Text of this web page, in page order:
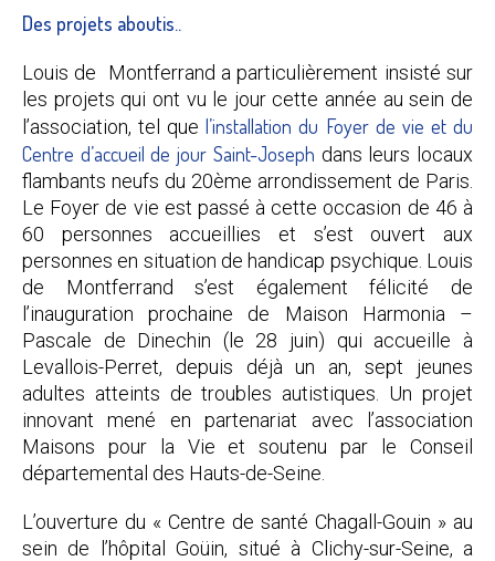
Des projets aboutis..
Louis de Montferrand a particulièrement insisté sur
les projets qui ont vu le jour cette année au sein de
l’association, tel quel’installation du Foyer de vie et du
Centre d’accueil de jour Saint-Joseph dans leurs locaux
flambants neufs du 20ème arrondissement de Paris.
Le Foyer de vie est passé à cette occasion de 46 à
60 personnes accueillies et s’est ouvert aux
personnes en situation de handicap psychique. Louis
de Montferrand s’est également félicité de
l’inauguration prochaine de Maison Harmonia –
Pascale de Dinechin (le 28 juin) qui accueille à
Levallois-Perret, depuis déjà un an, sept jeunes
adultes atteints de troubles autistiques. Un projet
innovant mené en partenariat avec l’association
Maisons pour la Vie et soutenu par le Conseil
départemental des Hauts-de-Seine.
L’ouverture du « Centre de santé Chagall-Gouin » au
sein de l’hôpital Goüin, situé à Clichy-sur-Seine, a